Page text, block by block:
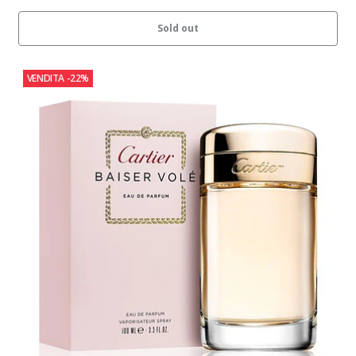
Sold out
VENDITA -22%